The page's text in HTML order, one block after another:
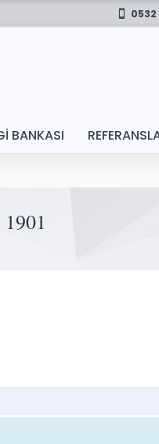
0532
BANKASI